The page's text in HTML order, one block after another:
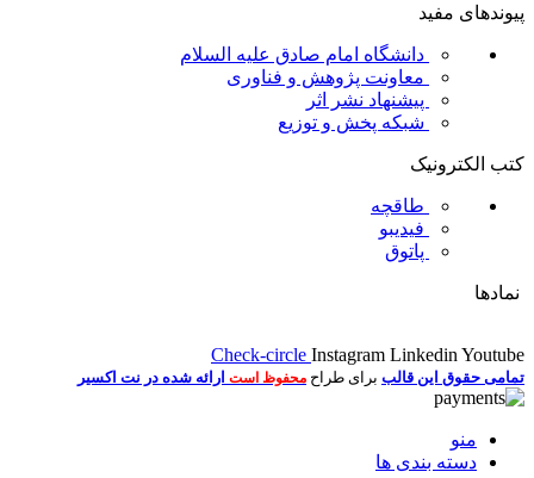
پیوندهای مفید
دانشگاه امام صادق علیه السلام
معاونت پژوهش و فناوری
پیشنهاد نشر اثر
شبکه پخش و توزیع
کتب الکترونیک
طاقچه
فیدیبو
پاتوق
نمادها
Check-circle Instagram Linkedin Youtube
تمامی حقوق این قالب برای طراح محفوظ است ارائه شده در نت اکسیر
منو
دسته بندی ها